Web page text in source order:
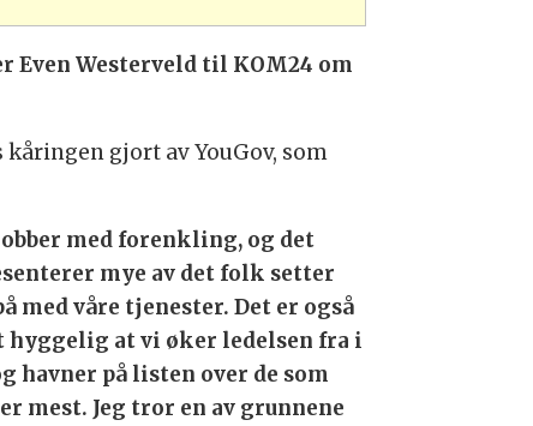
Even Westerveld til KOM24 om
gjort av YouGov, som
med forenkling, og det
mye av det folk setter
med våre tjenester. Det er også
hyggelig at vi øker ledelsen fra i
havner på listen over de som
mest. Jeg tror en av grunnene